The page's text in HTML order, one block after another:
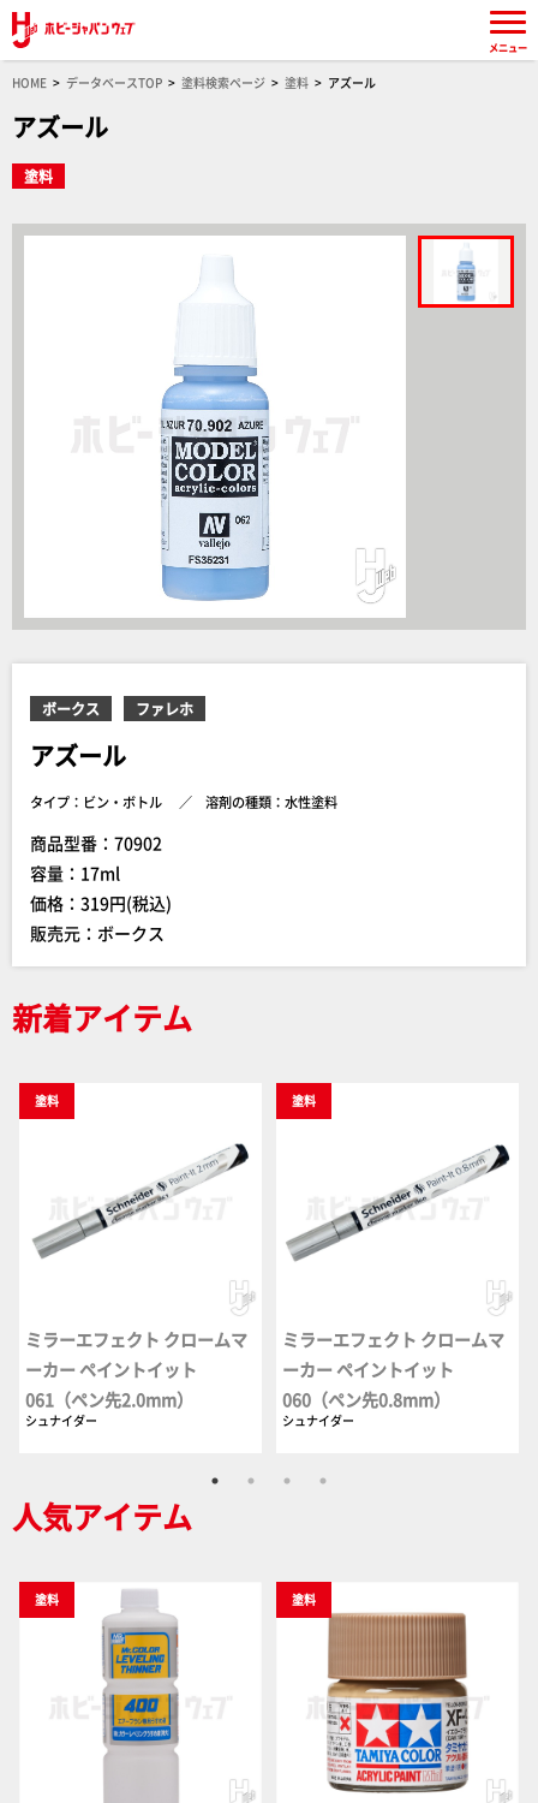
HOME データベースTOP 塗料検索ページ 塗料 アズール
アズール
塗料
ボークス ファレホ
アズール
タイプ：ビン・ボトル 溶剤の種類：水性塗料
商品型番：70902
容量：17ml
価格：319円(税込)
販売元：ボークス
新着アイテム
塗料
ミラーエフェクト クロームマ
ーカー ペイントイット
061（ペン先2.0mm）
シュナイダー
塗料
ミラーエフェクト クロームマ
ーカー ペイントイット
060（ペン先0.8mm）
シュナイダー
人気アイテム
塗料 塗料
メニュー